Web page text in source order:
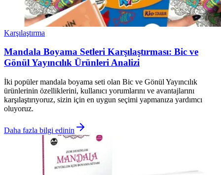
Karşılaştırma
Mandala Boyama Setleri Karşılaştırması: Bic ve
Gönül Yayıncılık Ürünleri Analizi
İki popüler mandala boyama seti olan Bic ve Gönül Yayıncılık
ürünlerinin özelliklerini, kullanıcı yorumlarını ve avantajlarını
karşılaştırıyoruz, sizin için en uygun seçimi yapmanıza yardımcı
oluyoruz.
Daha fazla bilgi edinin